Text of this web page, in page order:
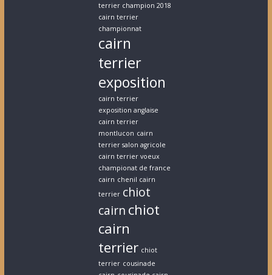
terrier champion 2018
cairn terrier
championnat
cairn
terrier
exposition
cairn terrier
exposition anglaise
cairn terrier
montlucon cairn
terrier salon agricole
cairn terrier voeux
championat de france
cairn chenil cairn
terrier chiot
cairn chiot
cairn
terrier chiot
terrier cousinade